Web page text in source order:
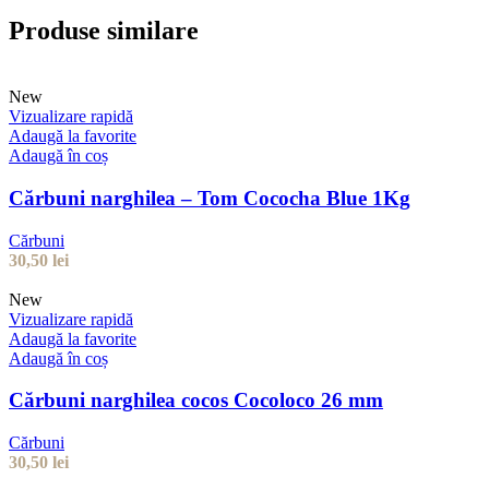
Produse similare
New
Vizualizare rapidă
Adaugă la favorite
Adaugă în coș
Cărbuni narghilea – Tom Cococha Blue 1Kg
Cărbuni
30,50 lei
New
Vizualizare rapidă
Adaugă la favorite
Adaugă în coș
Cărbuni narghilea cocos Cocoloco 26 mm
Cărbuni
30,50 lei